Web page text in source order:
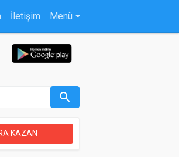
İletişim Menü
search
KAZAN